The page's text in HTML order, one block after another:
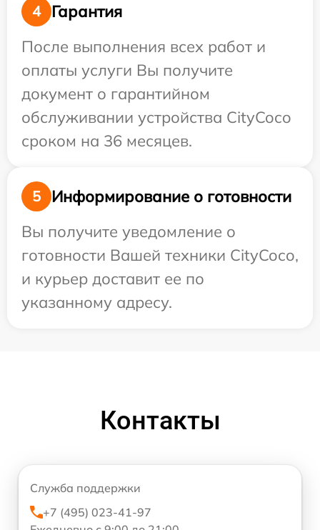
4
Гарантия
После выполнения всех работ и
оплаты услуги Вы получите
документ о гарантийном
обслуживании устройства CityCoco
сроком на 36 месяцев.
5
Информирование о готовности
Вы получите уведомление о
готовности Вашей техники CityCoco,
и курьер доставит ее по
указанному адресу.
Контакты
Служба поддержки
+7 (495) 023-41-97